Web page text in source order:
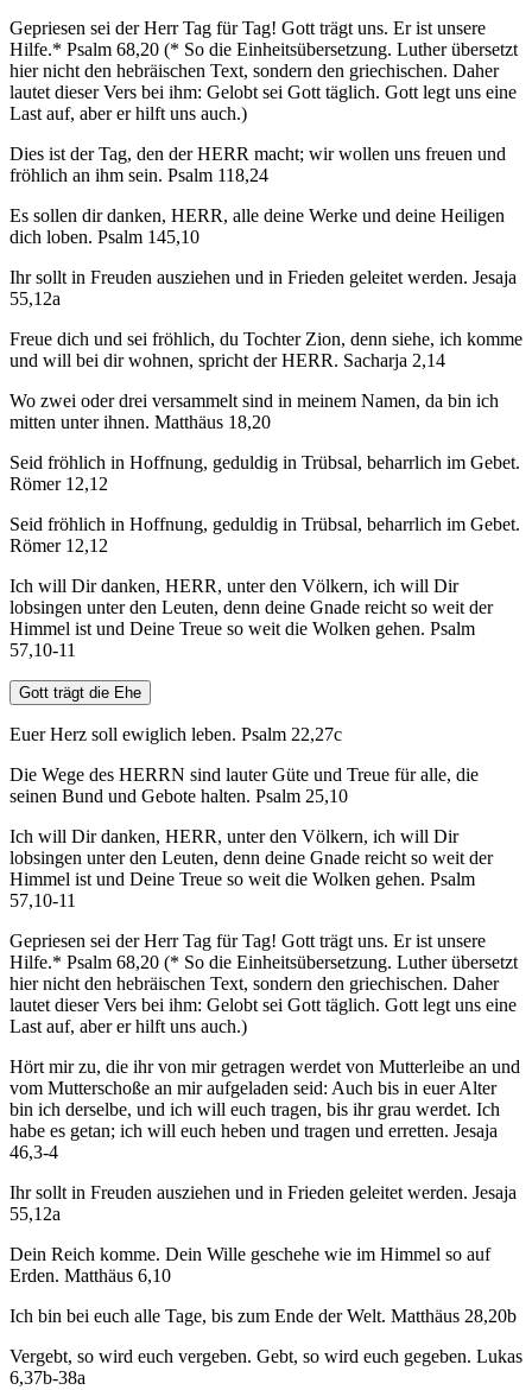
Gepriesen sei der Herr Tag für Tag! Gott trägt uns. Er ist unsere
Hilfe.* Psalm 68,20 (* So die Einheitsübersetzung. Luther übersetzt
hier nicht den hebräischen Text, sondern den griechischen. Daher
lautet dieser Vers bei ihm: Gelobt sei Gott täglich. Gott legt uns eine
Last auf, aber er hilft uns auch.)
Dies ist der Tag, den der HERR macht; wir wollen uns freuen und
fröhlich an ihm sein. Psalm 118,24
Es sollen dir danken, HERR, alle deine Werke und deine Heiligen
dich loben. Psalm 145,10
Ihr sollt in Freuden ausziehen und in Frieden geleitet werden. Jesaja
55,12a
Freue dich und sei fröhlich, du Tochter Zion, denn siehe, ich komme
und will bei dir wohnen, spricht der HERR. Sacharja 2,14
Wo zwei oder drei versammelt sind in meinem Namen, da bin ich
mitten unter ihnen. Matthäus 18,20
Seid fröhlich in Hoffnung, geduldig in Trübsal, beharrlich im Gebet.
Römer 12,12
Seid fröhlich in Hoffnung, geduldig in Trübsal, beharrlich im Gebet.
Römer 12,12
Ich will Dir danken, HERR, unter den Völkern, ich will Dir
lobsingen unter den Leuten, denn deine Gnade reicht so weit der
Himmel ist und Deine Treue so weit die Wolken gehen. Psalm
57,10-11
Gott trägt die Ehe
Euer Herz soll ewiglich leben. Psalm 22,27c
Die Wege des HERRN sind lauter Güte und Treue für alle, die
seinen Bund und Gebote halten. Psalm 25,10
Ich will Dir danken, HERR, unter den Völkern, ich will Dir
lobsingen unter den Leuten, denn deine Gnade reicht so weit der
Himmel ist und Deine Treue so weit die Wolken gehen. Psalm
57,10-11
Gepriesen sei der Herr Tag für Tag! Gott trägt uns. Er ist unsere
Hilfe.* Psalm 68,20 (* So die Einheitsübersetzung. Luther übersetzt
hier nicht den hebräischen Text, sondern den griechischen. Daher
lautet dieser Vers bei ihm: Gelobt sei Gott täglich. Gott legt uns eine
Last auf, aber er hilft uns auch.)
Hört mir zu, die ihr von mir getragen werdet von Mutterleibe an und
vom Mutterschoße an mir aufgeladen seid: Auch bis in euer Alter
bin ich derselbe, und ich will euch tragen, bis ihr grau werdet. Ich
habe es getan; ich will euch heben und tragen und erretten. Jesaja
46,3-4
Ihr sollt in Freuden ausziehen und in Frieden geleitet werden. Jesaja
55,12a
Dein Reich komme. Dein Wille geschehe wie im Himmel so auf
Erden. Matthäus 6,10
Ich bin bei euch alle Tage, bis zum Ende der Welt. Matthäus 28,20b
Vergebt, so wird euch vergeben. Gebt, so wird euch gegeben. Lukas
6,37b-38a